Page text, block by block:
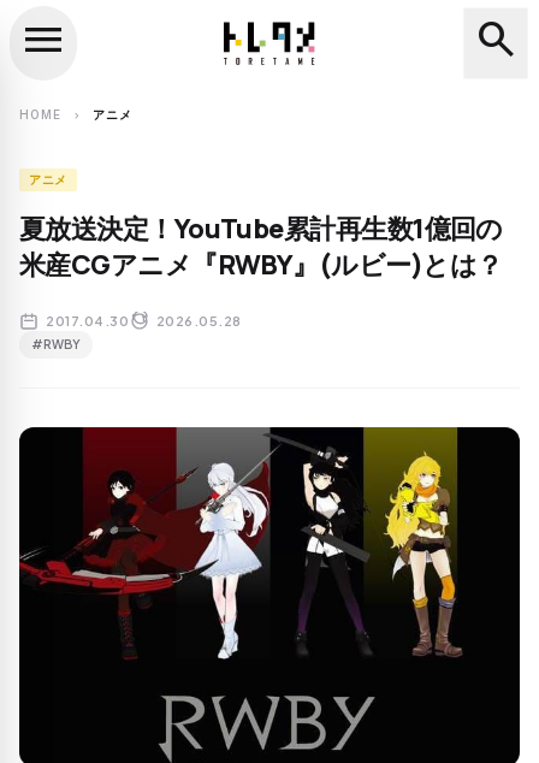
search
menu search
HOME chevron_right アニメ
アニメ
夏放送決定！YouTube累計再生数1億回の
米産CGアニメ『RWBY』(ルビー)とは？
2017.04.30 2026.05.28
#RWBY